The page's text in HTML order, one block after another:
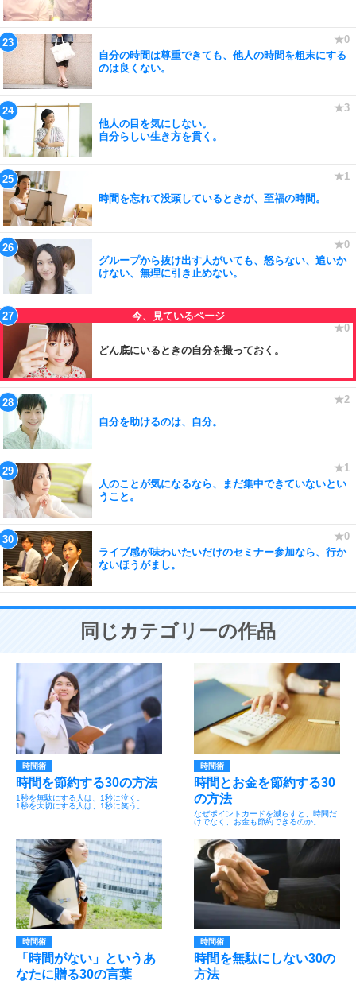
自分の時間は尊重できても、他人の時間を粗末にする
のは良くない。
他人の目を気にしない。
自分らしい生き方を貫く。
時間を忘れて没頭しているときが、至福の時間。
グループから抜け出す人がいても、怒らない、追いか
けない、無理に引き止めない。
どん底にいるときの自分を撮っておく。
自分を助けるのは、自分。
人のことが気になるなら、まだ集中できていないとい
うこと。
ライブ感が味わいたいだけのセミナー参加なら、行か
ないほうがまし。
同じカテゴリーの作品
時間術
時間を節約する30の方法
1秒を無駄にする人は、1秒に泣く。
1秒を大切にする人は、1秒に笑う。
時間術
時間とお金を節約する30
の方法
なぜポイントカードを減らすと、時間だ
けでなく、お金も節約できるのか。
時間術
「時間がない」というあ
なたに贈る30の言葉
時間術
時間を無駄にしない30の
方法